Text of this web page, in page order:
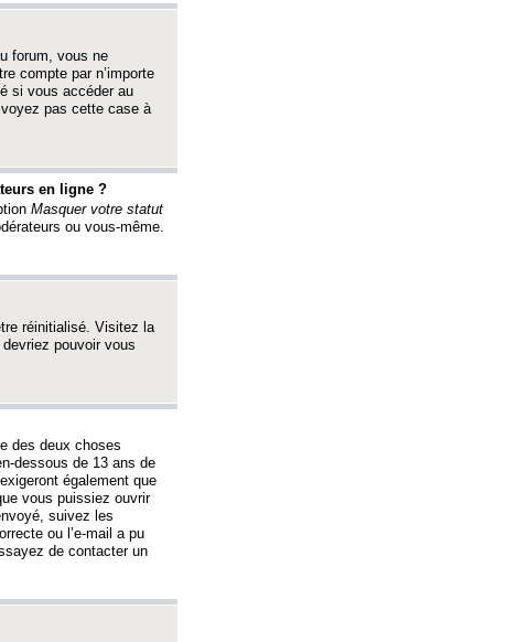
forum, vous ne
compte par n’importe
si vous accéder au
pas cette case à
en ligne ?
Masquer votre statut
ou vous-même.
réinitialisé. Visitez la
pouvoir vous
des deux choses
dessous de 13 ans de
également que
vous puissiez ouvrir
suivez les
ou l’e-mail a pu
de contacter un